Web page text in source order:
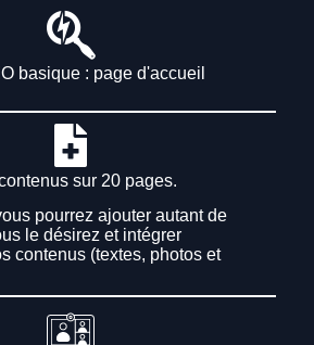
basique : page d'accueil
sur 20 pages.
pourrez ajouter autant de
le désirez et intégrer
contenus (textes, photos et